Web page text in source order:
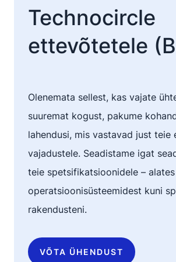
Technocircle
ettevõtetele
Olenemata sellest, kas vajate
suuremat kogust, pakume
lahendusi, mis vastavad just teie
vajadustele. Seadistame igat
teie spetsifikatsioonidele – alates
operatsioonisüsteemidest kuni
rakendusteni.
VÕTA ÜHENDUST